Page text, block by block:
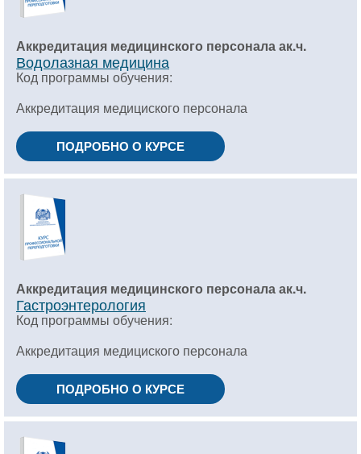
Аккредитация медицинского персонала ак.ч.
Водолазная медицина
Код программы обучения:
Аккредитация медициского персонала
ПОДРОБНО О КУРСЕ
Аккредитация медицинского персонала ак.ч.
Гастроэнтерология
Код программы обучения:
Аккредитация медициского персонала
ПОДРОБНО О КУРСЕ